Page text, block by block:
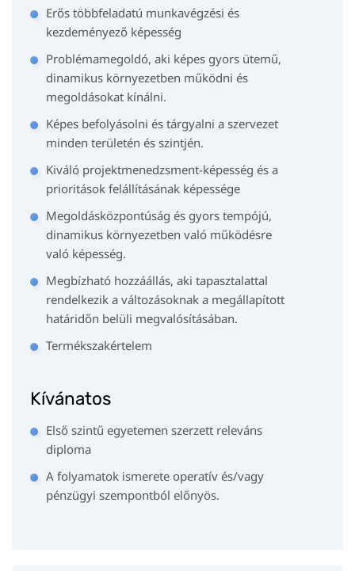
Erős többfeladatú munkavégzési és
kezdeményező képesség
Problémamegoldó, aki képes gyors ütemű,
dinamikus környezetben működni és
megoldásokat kínálni.
Képes befolyásolni és tárgyalni a szervezet
minden területén és szintjén.
Kiváló projektmenedzsment-képesség és a
prioritások felállításának képessége
Megoldásközpontúság és gyors tempójú,
dinamikus környezetben való működésre
való képesség.
Megbízható hozzáállás, aki tapasztalattal
rendelkezik a változásoknak a megállapított
határidőn belüli megvalósításában.
Termékszakértelem
Kívánatos
Első szintű egyetemen szerzett releváns
diploma
A folyamatok ismerete operatív és/vagy
pénzügyi szempontból előnyös.